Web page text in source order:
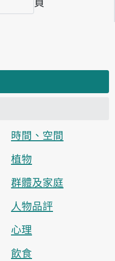
時間、空間
植物
群體及家庭
人物品評
心理
飲食